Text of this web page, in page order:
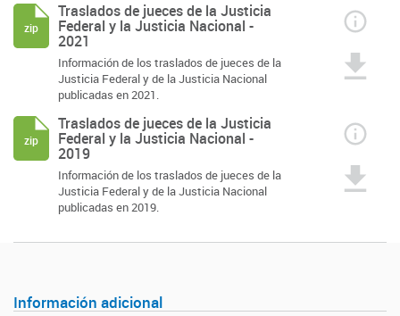
Traslados de jueces de la Justicia
Federal y la Justicia Nacional -
2021
Información de los traslados de jueces de la
Justicia Federal y de la Justicia Nacional
publicadas en 2021.
zip
Traslados de jueces de la Justicia
Federal y la Justicia Nacional -
2019
Información de los traslados de jueces de la
Justicia Federal y de la Justicia Nacional
publicadas en 2019.
zip
Información adicional